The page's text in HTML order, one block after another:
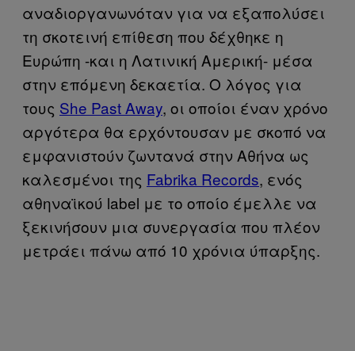
αναδιοργανωνόταν για να εξαπολύσει
τη σκοτεινή επίθεση που δέχθηκε η
Ευρώπη -και η Λατινική Αμερική- μέσα
στην επόμενη δεκαετία. Ο λόγος για
τους She Past Away, οι οποίοι έναν χρόνο
αργότερα θα ερχόντουσαν με σκοπό να
εμφανιστούν ζωντανά στην Αθήνα ως
καλεσμένοι της Fabrika Records, ενός
αθηναϊκού label με το οποίο έμελλε να
ξεκινήσουν μια συνεργασία που πλέον
μετράει πάνω από 10 χρόνια ύπαρξης.